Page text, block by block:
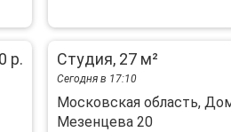
р. Студия, 27 м²
Сегодня в 17:10
Московская область,
Мезенцева 20